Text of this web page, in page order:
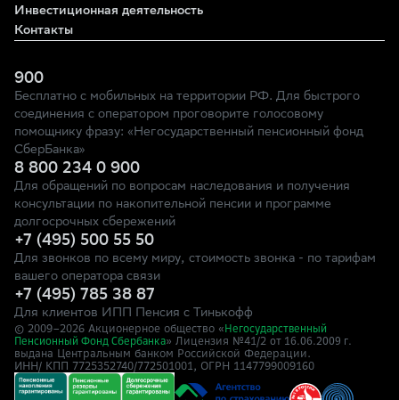
Инвестиционная деятельность
Контакты
900
Бесплатно с мобильных на территории РФ. Для быстрого
соединения с оператором проговорите голосовому
помощнику фразу: «Негосударственный пенсионный фонд
СберБанка»
8 800 234 0 900
Для обращений по вопросам наследования и получения
консультации по накопительной пенсии и программе
долгосрочных сбережений
+7 (495) 500 55 50
Для звонков по всему миру, стоимость звонка - по тарифам
вашего оператора связи
+7 (495) 785 38 87
Для клиентов ИПП Пенсия с Тинькофф
© 2009–2026 Акционерное общество « Негосударственный
Пенсионный Фонд Сбербанка» Лицензия №41/2 от 16.06.2009 г.
выдана Центральным банком Российской Федерации.
ИНН/ КПП 7725352740/772501001, ОГРН 1147799009160